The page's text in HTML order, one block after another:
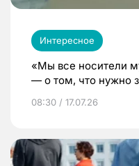
Интересное
«Мы все носители
— о том, что нужно
08:30 / 17.07.26